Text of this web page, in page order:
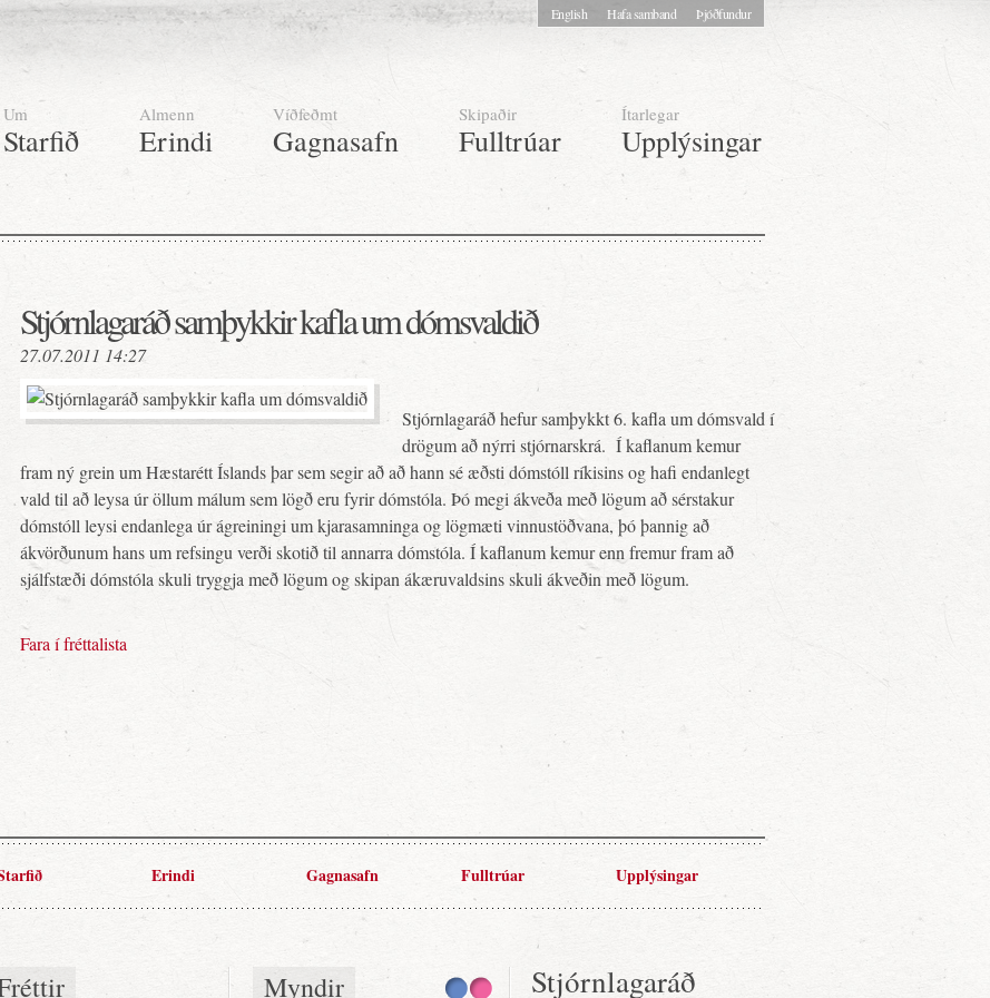
Um
Starfið
Almenn
Erindi
Víðfeðmt
Gagnasafn
Skipaðir
Fulltrúar
Ítarlegar
Upplýsingar
English Hafa samband Þjóðfundur
Stjórnlagaráð samþykkir kafla um dómsvaldið
27.07.2011 14:27
Stjórnlagaráð hefur samþykkt 6. kafla um dómsvald í
drögum að nýrri stjórnarskrá. Í kaflanum kemur
fram ný grein um Hæstarétt Íslands þar sem segir að að hann sé æðsti dómstóll ríkisins og hafi endanlegt
vald til að leysa úr öllum málum sem lögð eru fyrir dómstóla. Þó megi ákveða með lögum að sérstakur
dómstóll leysi endanlega úr ágreiningi um kjarasamninga og lögmæti vinnustöðvana, þó þannig að
ákvörðunum hans um refsingu verði skotið til annarra dómstóla. Í kaflanum kemur enn fremur fram að
sjálfstæði dómstóla skuli tryggja með lögum og skipan ákæruvaldsins skuli ákveðin með lögum.
Fara í fréttalista
Erindi Gagnasafn Fulltrúar Upplýsingar
Myndir Stjórnlagaráð